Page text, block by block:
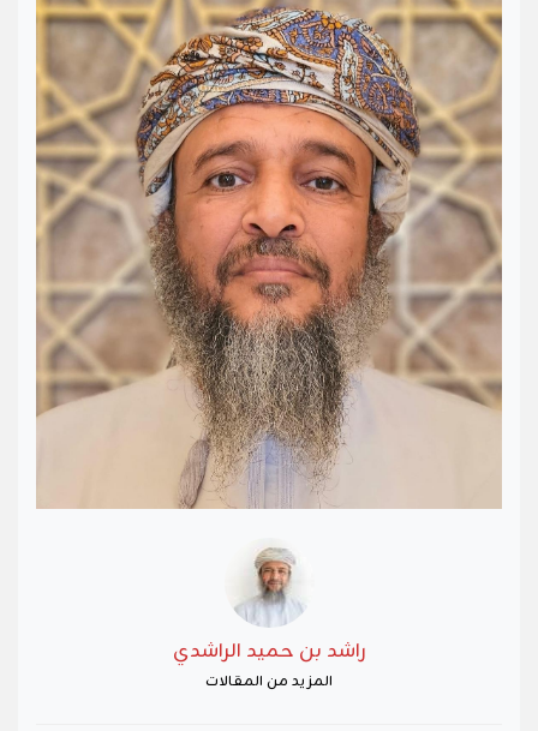
‏راشد بن حميد الراشدي
المزيد من المقالات